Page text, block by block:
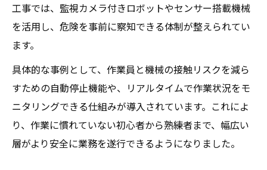
工事では、監視カメラ付きロボットやセンサー搭載機械
を活用し、危険を事前に察知できる体制が整えられてい
ます。
具体的な事例として、作業員と機械の接触リスクを減ら
すための自動停止機能や、リアルタイムで作業状況をモ
ニタリングできる仕組みが導入されています。これによ
り、作業に慣れていない初心者から熟練者まで、幅広い
層がより安全に業務を遂行できるようになりました。